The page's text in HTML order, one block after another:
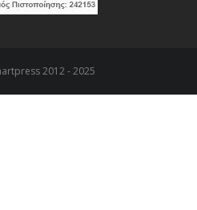
2012 - 2025